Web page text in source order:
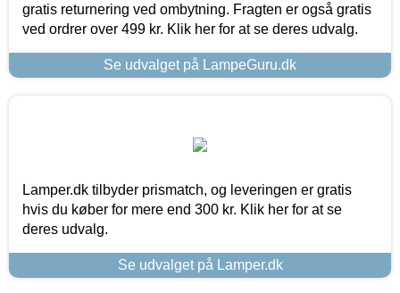
gratis returnering ved ombytning. Fragten er også gratis
ved ordrer over 499 kr. Klik her for at se deres udvalg.
Se udvalget på LampeGuru.dk
Lamper.dk tilbyder prismatch, og leveringen er gratis
hvis du køber for mere end 300 kr. Klik her for at se
deres udvalg.
Se udvalget på Lamper.dk